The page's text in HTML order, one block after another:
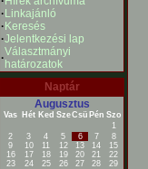
· Linkajánló
· Keresés
·Jelentkezési lap
·Választmányi
határozatok
Naptár
Augusztus
Vas Hét Ked SzeCsü Pén Szo
1
2
3 4 5 6 7
8
9
10 11 12 13 14
15
16
17 18 19 20 21
22
23
24 25 26 27 28
29